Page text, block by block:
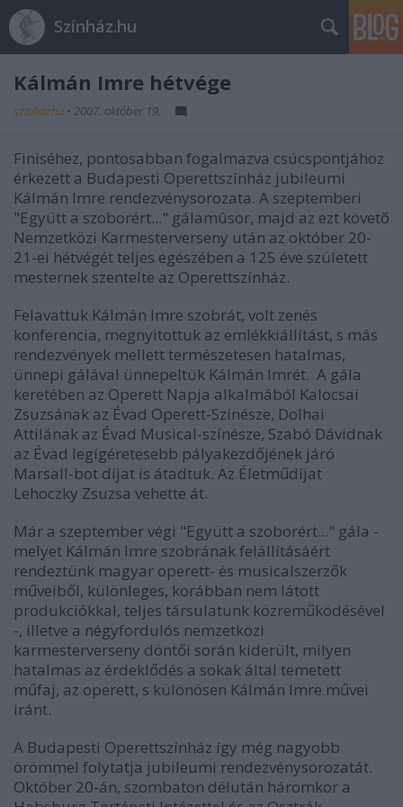
Színház.hu
Kálmán Imre hétvége
szinhazhu • 2007. október 19.
Finiséhez, pontosabban fogalmazva csúcspontjához
érkezett a Budapesti Operettszínház jubileumi
Kálmán Imre rendezvénysorozata. A szeptemberi
"Együtt a szoborért..." gálamûsor, majd az ezt követõ
Nemzetközi Karmesterverseny után az október 20-
21-ei hétvégét teljes egészében a 125 éve született
mesternek szentelte az Operettszínház.
Felavattuk Kálmán Imre szobrát, volt zenés
konferencia, megnyitottuk az emlékkiállítást, s más
rendezvények mellett természetesen hatalmas,
ünnepi gálával ünnepeltük Kálmán Imrét. A gála
keretében az Operett Napja alkalmából Kalocsai
Zsuzsának az Évad Operett-Színésze, Dolhai
Attilának az Évad Musical-színésze, Szabó Dávidnak
az Évad legígéretesebb pályakezdőjének járó
Marsall-bot díjat is átadtuk. Az Életműdíjat
Lehoczky Zsuzsa vehette át.
Már a szeptember végi "Együtt a szoborért..." gála -
melyet Kálmán Imre szobrának felállításáért
rendeztünk magyar operett- és musicalszerzők
műveiből, különleges, korábban nem látott
produkciókkal, teljes társulatunk közreműködésével
-, illetve a négyfordulós nemzetközi
karmesterverseny döntői során kiderült, milyen
hatalmas az érdeklődés a sokak által temetett
műfaj, az operett, s különösen Kálmán Imre művei
iránt.
A Budapesti Operettszínház így még nagyobb
örömmel folytatja jubileumi rendezvénysorozatát.
Október 20-án, szombaton délután háromkor a